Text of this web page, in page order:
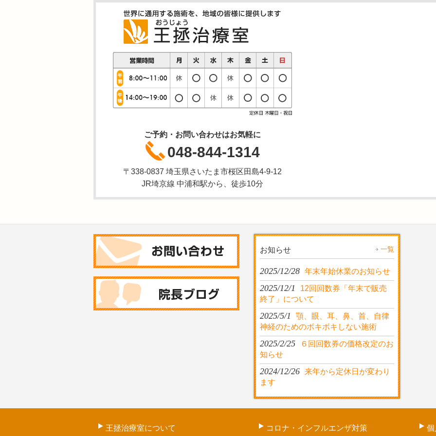
ご予約・お問い合わせはお気軽に
048-844-1314
〒338-0837 埼玉県さいたま市桜区田島4-9-12
JR埼京線 中浦和駅から、徒歩10分
お知らせ 一覧
2025/12/28 年末年始休業のお知らせ
2025/12/1
12回回数券「年末で販売
終了」について
2025/5/1
顎、眼、耳、鼻、首、自律
神経のためのボキボキしない施術
2025/2/25
６回回数券の価格改定のお
知らせ
2024/12/26 来年から定休日が変わり
ます
王拯治療室について コロナ・インフルエンザ対策 個